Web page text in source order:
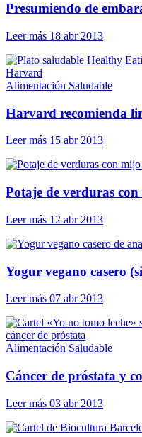
Presumiendo de
Leer más 18 abr 2013
Alimentación Saludable
Harvard recomienda
Leer más 15 abr 2013
Potaje de verduras
Leer más 12 abr 2013
Yogur vegano casero
Leer más 07 abr 2013
Alimentación Saludable
Cáncer de próstata y
Leer más 03 abr 2013